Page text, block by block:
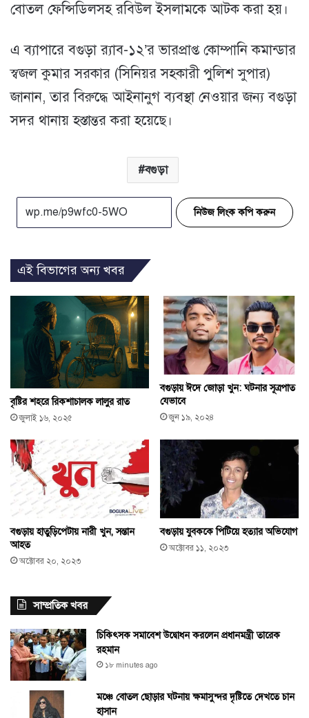
বোতল ফেন্সিডিলসহ রবিউল ইসলামকে আটক করা হয়।
এ ব্যাপারে বগুড়া র‌্যাব-১২’র ভারপ্রাপ্ত কোম্পানি কমান্ডার
স্বজল কুমার সরকার (সিনিয়র সহকারী পুলিশ সুপার)
জানান, তার বিরুদ্ধে আইনানুগ ব্যবস্থা নেওয়ার জন্য বগুড়া
সদর থানায় হস্তান্তর করা হয়েছে।
বগুড়া
নিউজ লিংক কপি করুন
এই বিভাগের অন্য খবর
বৃষ্টির শহরে রিকশাচালক লালুর রাত
জুলাই ১৬, ২০২৫
বগুড়ায় ঈদে জোড়া খুন: ঘটনার সূত্রপাত
যেভাবে
জুন ১৯, ২০২৪
বগুড়ায় হাতুড়িপেটায় নারী খুন, সন্তান
আহত
অক্টোবর ২০, ২০২৩
বগুড়ায় যুবককে পিটিয়ে হত্যার অভিযোগ
অক্টোবর ১১, ২০২৩
সাম্প্রতিক খবর
চিকিৎসক সমাবেশ উদ্বোধন করলেন প্রধানমন্ত্রী তারেক
রহমান
১৮ minutes ago
মঞ্চে বোতল ছোড়ার ঘটনায় ক্ষমাসুন্দর দৃষ্টিতে দেখতে চান
হাসান